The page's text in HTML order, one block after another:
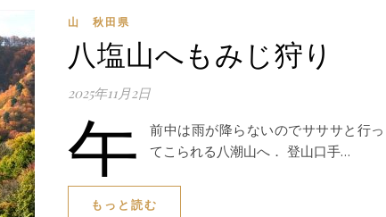
山 秋田県
八塩山へもみじ狩り
2025年11月2日
午
前中は雨が降らないのでサササと行っ
てこられる八潮山へ． 登山口手…
もっと読む